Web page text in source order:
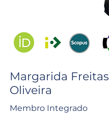
Margarida Freitas
Oliveira
Membro Integrado